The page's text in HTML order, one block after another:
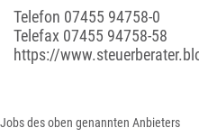
Telefon 07455 94758-0
Telefax 07455 94758-58
https://
Jobs des oben genannten Anbieters